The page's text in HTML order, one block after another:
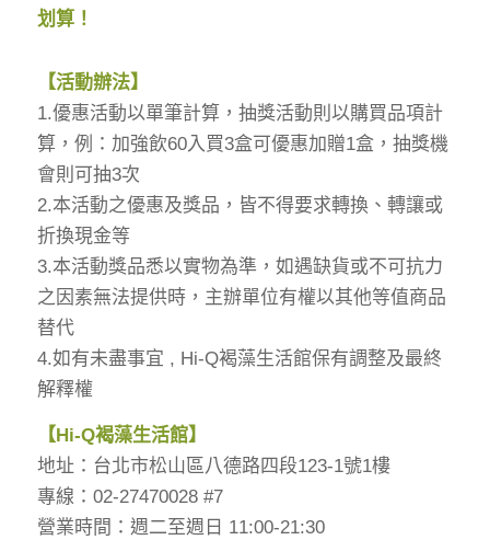
划算！
【活動辦法】
1.優惠活動以單筆計算，抽獎活動則以購買品項計
算，例：加強飲60入買3盒可優惠加贈1盒，抽獎機
會則可抽3次
2.本活動之優惠及獎品，皆不得要求轉換、轉讓或
折換現金等
3.本活動獎品悉以實物為準，如遇缺貨或不可抗力
之因素無法提供時，主辦單位有權以其他等值商品
替代
4.如有未盡事宜 , Hi-Q褐藻生活館保有調整及最終
解釋權
【Hi-Q褐藻生活館】
地址：台北市松山區八德路四段123-1號1樓
專線：02-27470028 #7
營業時間：週二至週日 11:00-21:30